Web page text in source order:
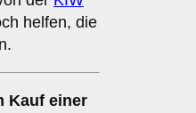
helfen, die
Kauf einer